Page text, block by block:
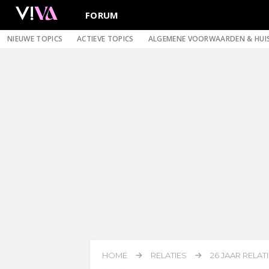
FORUM
NIEUWE TOPICS ACTIEVE TOPICS ALGEMENE VOORWAARDEN &
HOME RELATIES 26 JAAR